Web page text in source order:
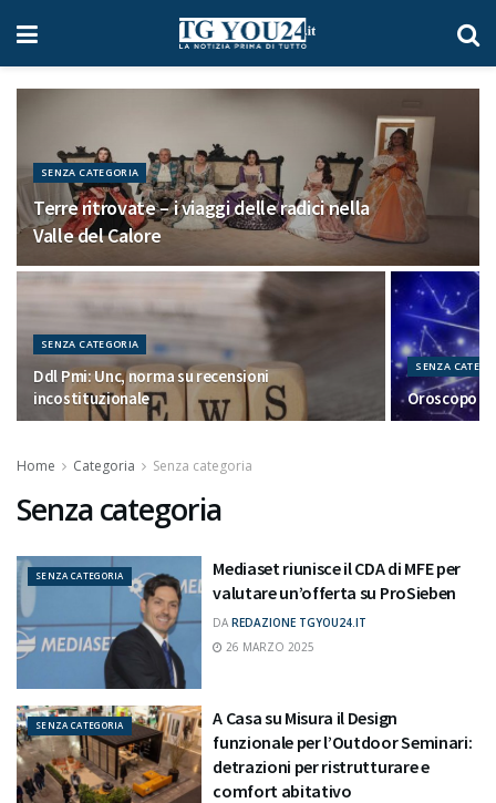
SENZA CATEGORIA
Terre ritrovate – i viaggi delle radici nella
Valle del Calore
SENZA CATEGORIA
Ddl Pmi: Unc, norma su recensioni
incostituzionale
SENZA
Oroscopo
Home Categoria Senza categoria
Senza categoria
SENZA CATEGORIA
Mediaset riunisce il CDA di MFE per
valutare un’offerta su ProSieben
DA REDAZIONE TGYOU24.IT
26 MARZO 2025
SENZA CATEGORIA
A Casa su Misura il Design
funzionale per l’Outdoor Seminari:
detrazioni per ristrutturare e
comfort abitativo